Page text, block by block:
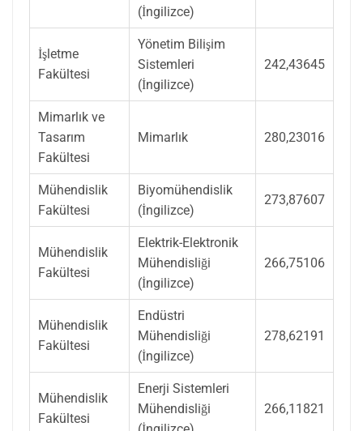
(İngilizce)
İşletme
Fakültesi
Yönetim Bilişim
Sistemleri
(İngilizce)
242,43645
Mimarlık ve
Tasarım
Fakültesi
Mimarlık 280,23016
Mühendislik
Fakültesi
Biyomühendislik
(İngilizce)
273,87607
Mühendislik
Fakültesi
Elektrik-Elektronik
Mühendisliği
(İngilizce)
266,75106
Mühendislik
Fakültesi
Endüstri
Mühendisliği
(İngilizce)
278,62191
Mühendislik
Fakültesi
Enerji Sistemleri
Mühendisliği
266,11821